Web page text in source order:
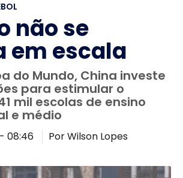
não se
em escala
do Mundo, China investe
para estimular o
mil escolas de ensino
e médio
08:46 Por Wilson Lopes